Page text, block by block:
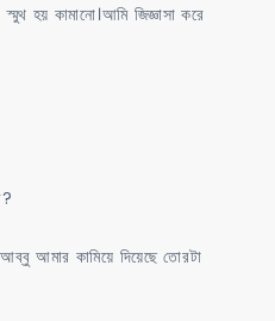
হয় কামানো।আমি জিজ্ঞাসা করে
আমার কামিয়ে দিয়েছে তোরটা